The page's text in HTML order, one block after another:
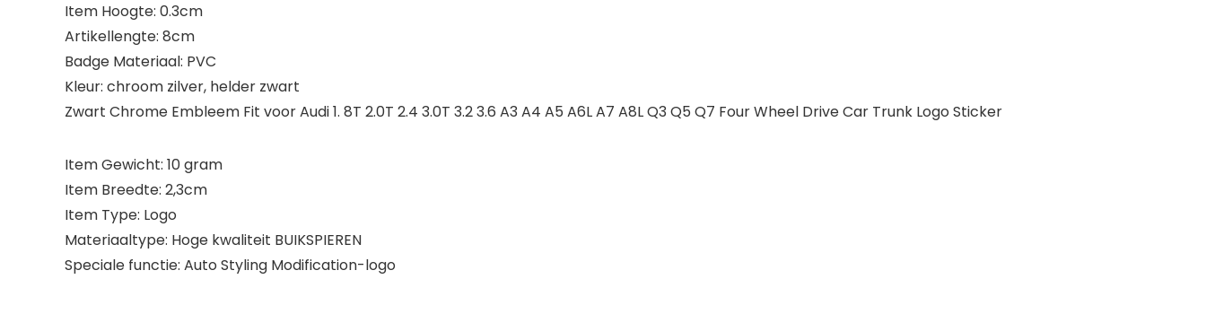
Item Hoogte: 0.3cm
Artikellengte: 8cm
Badge Materiaal: PVC
Kleur: chroom zilver, helder zwart
Zwart Chrome Embleem Fit voor Audi 1. 8T 2.0T 2.4 3.0T 3.2 3.6 A3 A4 A5 A6L A7 A8L Q3 Q5 Q7 Four Wheel Drive Car Trunk Logo Sticker
Item Gewicht: 10 gram
Item Breedte: 2,3cm
Item Type: Logo
Materiaaltype: Hoge kwaliteit BUIKSPIEREN
Speciale functie: Auto Styling Modification-logo